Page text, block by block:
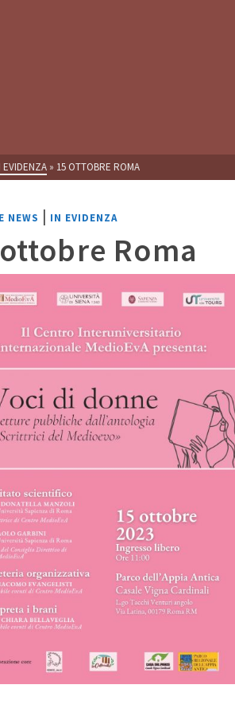
EVIDENZA » 15 OTTOBRE ROMA
NEWS | IN EVIDENZA
Roma